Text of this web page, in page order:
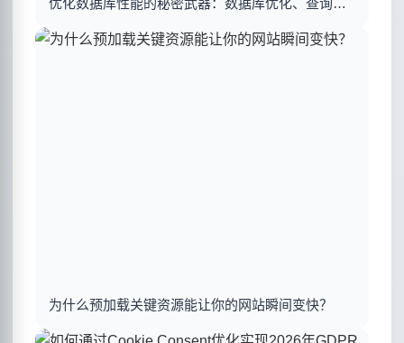
为什么预加载关键资源能让你的网站瞬间变快？